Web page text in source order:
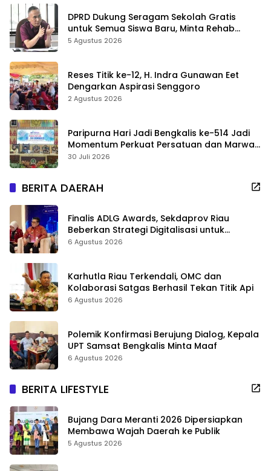
DPRD Dukung Seragam Sekolah Gratis
untuk Semua Siswa Baru, Minta Rehab
Sekolah Jangan Dikurangi
5 Agustus 2026
Reses Titik ke-12, H. Indra Gunawan Eet
Dengarkan Aspirasi Senggoro
2 Agustus 2026
Paripurna Hari Jadi Bengkalis ke-514 Jadi
Momentum Perkuat Persatuan dan Marwah
Negeri
30 Juli 2026
BERITA DAERAH
Finalis ADLG Awards, Sekdaprov Riau
Beberkan Strategi Digitalisasi untuk
Tingkatkan Layanan Publik
6 Agustus 2026
Karhutla Riau Terkendali, OMC dan
Kolaborasi Satgas Berhasil Tekan Titik Api
6 Agustus 2026
Polemik Konfirmasi Berujung Dialog, Kepala
UPT Samsat Bengkalis Minta Maaf
6 Agustus 2026
BERITA LIFESTYLE
Bujang Dara Meranti 2026 Dipersiapkan
Membawa Wajah Daerah ke Publik
5 Agustus 2026